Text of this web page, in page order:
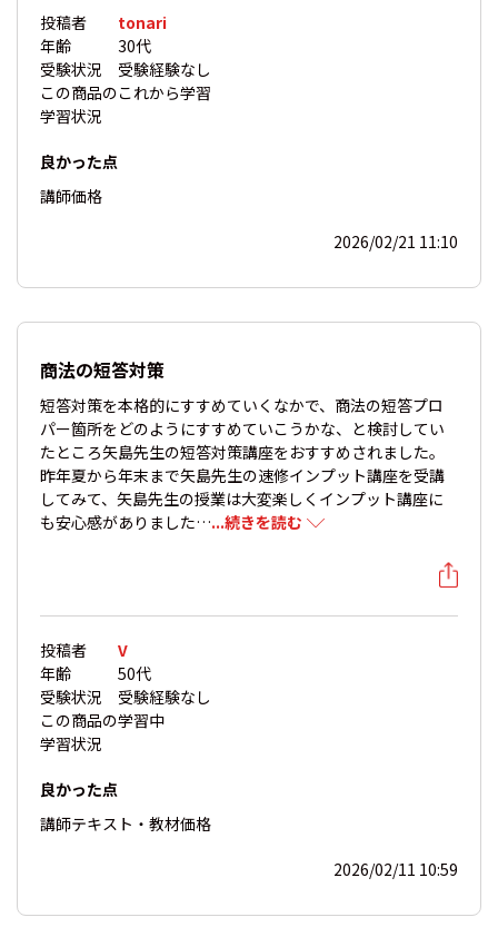
投稿者
tonari
年齢
30代
受験状況
受験経験なし
この商品の
学習状況
これから学習
良かった点
講師価格
2026/02/21 11:10
商法の短答対策
短答対策を本格的にすすめていくなかで、商法の短答プロ
パー箇所をどのようにすすめていこうかな、と検討してい
たところ矢島先生の短答対策講座をおすすめされました。
昨年夏から年末まで矢島先生の速修インプット講座を受講
してみて、矢島先生の授業は大変楽しくインプット講座に
も安心感がありました…...続きを読む
投稿者
V
年齢
50代
受験状況
受験経験なし
この商品の
学習状況
学習中
良かった点
講師テキスト・教材価格
2026/02/11 10:59